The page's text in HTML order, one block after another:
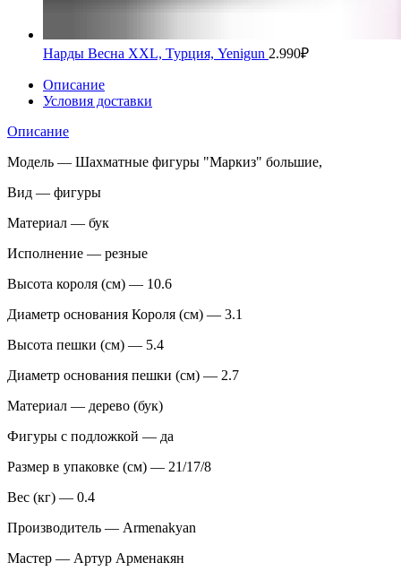
Нарды Весна XXL, Турция, Yenigun 2.990₽
Описание
Условия доставки
Описание
Модель — Шахматные фигуры "Маркиз" большие,
Вид — фигуры
Материал — бук
Исполнение — резные
Высота короля (см) — 10.6
Диаметр основания Короля (см) — 3.1
Высота пешки (см) — 5.4
Диаметр основания пешки (см) — 2.7
Материал — дерево (бук)
Фигуры с подложкой — да
Размер в упаковке (см) — 21/17/8
Вес (кг) — 0.4
Производитель — Armenakyan
Мастер — Артур Арменакян